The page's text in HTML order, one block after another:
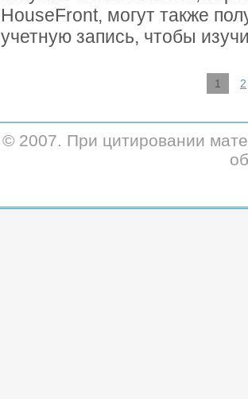
HouseFront, могут также
учетную запись, чтобы
1 2
© 2007. При цитировании